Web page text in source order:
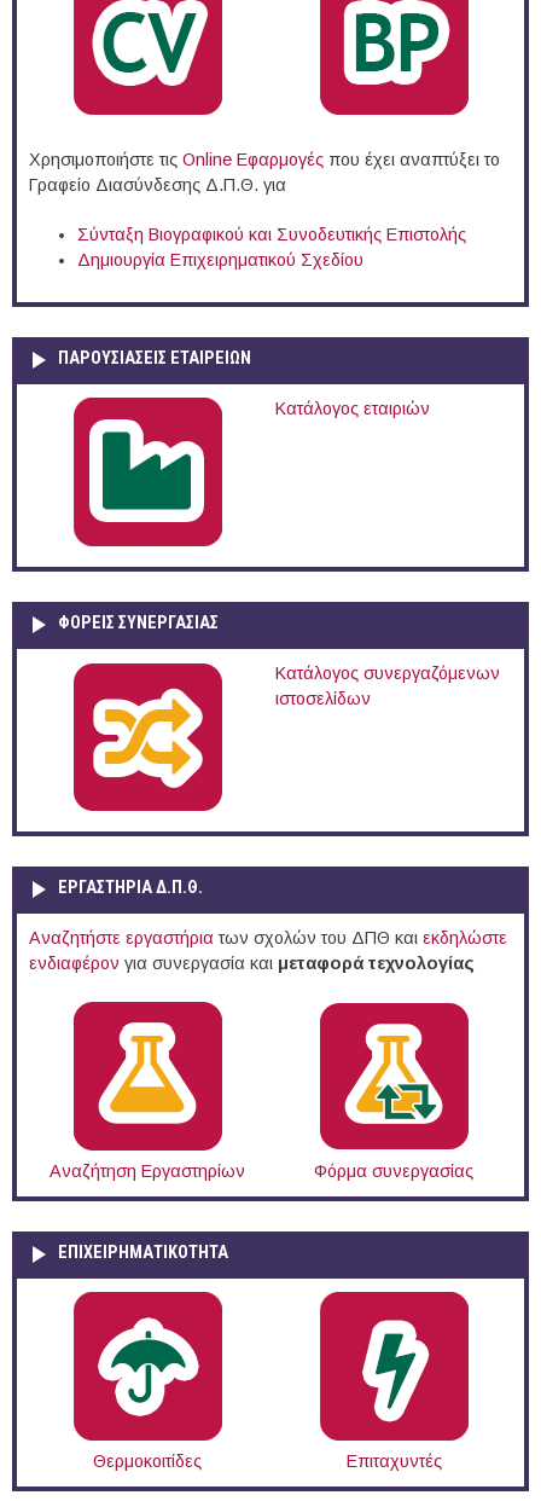
Χρησιμοποιήστε τις Online Eφαρμογές που έχει αναπτύξει το
Γραφείο Διασύνδεσης Δ.Π.Θ. για
Σύνταξη Βιογραφικού και Συνοδευτικής Επιστολής
Δημιουργία Επιχειρηματικού Σχεδίου
ΠΑΡΟΥΣΙΆΣΕΙΣ ΕΤΑΙΡΕΙΏΝ
Κατάλογος εταιριών
ΦΟΡΕΙΣ ΣΥΝΕΡΓΑΣΙΑΣ
Κατάλογος συνεργαζόμενων
ιστοσελίδων
ΕΡΓΑΣΤΗΡΙΑ Δ.Π.Θ.
Αναζητήστε εργαστήρια των σχολών του ΔΠΘ και εκδηλώστε
ενδιαφέρον για συνεργασία και μεταφορά τεχνολογίας
Αναζήτηση Εργαστηρίων Φόρμα συνεργασίας
ΕΠΙΧΕΙΡΗΜΑΤΙΚΟΤΗΤΑ
Θερμοκοιτίδες Επιταχυντές